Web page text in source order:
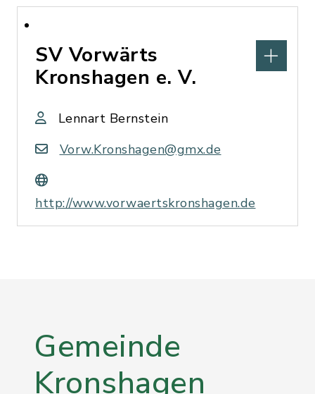
SV Vorwärts
Kronshagen e. V.
Lennart Bernstein
Vorw.Kronshagen@gmx.de
http://www.vorwaertskronshagen.de
Gemeinde
Kronshagen